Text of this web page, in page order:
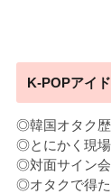
K-POPアイ
◎韓国オタク歴
◎とにかく現場
◎対面サイン
◎オタクで得